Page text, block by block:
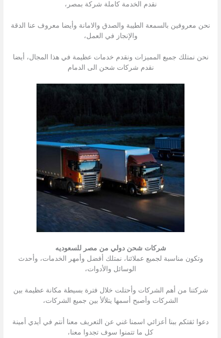
نقدم الخدمة كاملة شركة بمصر،
نحن معروفين بالسمعة الطيبة والصدق والامانة وأيضا معروف عنا الدقة
والإنجاز في العمل،
نحن نمتلك جميع المميزات ونقدم خدمات عظيمة في هذا المجال، أيضا
نقدم شركات شحن الى الدمام
شركات شحن دولي من مصر للسعوديه
وتكون مناسبة لجميع عملائنا، نمتلك أفضل وأمهر الخدمات، وأحدث
الوسائل والأدوات،
شركتنا من أهم الشركات وأحتلت خلال فترة بسيطة مكانة عظيمة بين
الشركات وأصبح أسمها يتلألأ بين جميع الشركات،
دعوا ثقتكم ببنا أعزائي اسمنا غني عن التعريف معنا أنتم في أيدي أمينة
كل ما تتمنوا سوف تجدوا معنا،